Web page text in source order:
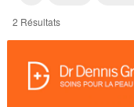
Dr. Dennis Gross
2 Résultats